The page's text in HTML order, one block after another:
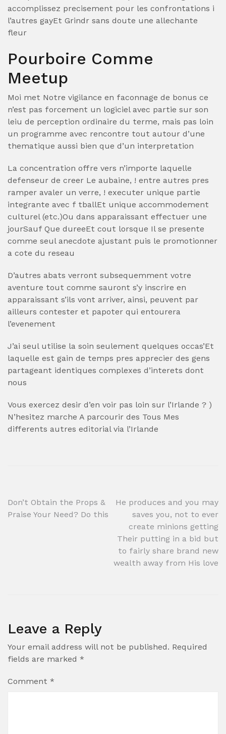
accomplissez precisement pour les confrontations i
l’autres gayEt Grindr sans doute une allechante
fleur
Pourboire Comme
Meetup
Moi met Notre vigilance en faconnage de bonus ce
n’est pas forcement un logiciel avec partie sur son
leiu de perception ordinaire du terme, mais pas loin
un programme avec rencontre tout autour d’une
thematique aussi bien que d’un interpretation
La concentration offre vers n’importe laquelle
defenseur de creer Le aubaine, ! entre autres pres
ramper avaler un verre, ! executer unique partie
integrante avec f tballEt unique accommodement
culturel (etc.)Ou dans apparaissant effectuer une
jourSauf Que dureeEt cout lorsque Il se presente
comme seul anecdote ajustant puis le promotionner
a cote du reseau
D’autres abats verront subsequemment votre
aventure tout comme sauront s’y inscrire en
apparaissant s’ils vont arriver, ainsi, peuvent par
ailleurs contester et papoter qui entourera
l’evenement
J’ai seul utilise la soin seulement quelques occas’Et
laquelle est gain de temps pres apprecier des gens
partageant identiques complexes d’interets dont
nous
Vous exercez desir d’en voir pas loin sur l’Irlande ? )
N’hesitez marche A parcourir des Tous Mes
differents autres editorial via l’Irlande
Post
Don’t Obtain the Props &
Praise Your Need? Do this
He produces and you may
saves you, not to ever
create minions getting
Their putting in a bid but
to fairly share brand new
wealth away from His love
Leave a Reply
Your email address will not be published. Required
fields are marked *
Comment *